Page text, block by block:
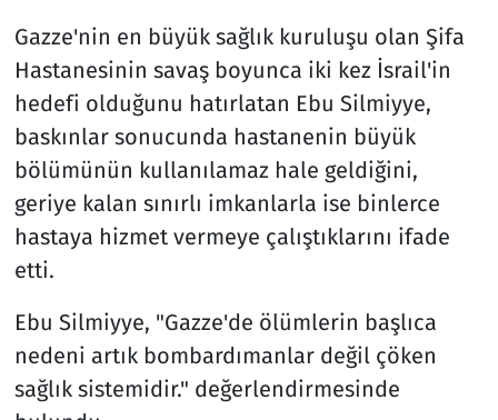
Gazze'nin en büyük sağlık kuruluşu olan Şifa
Hastanesinin savaş boyunca iki kez İsrail'in
hedefi olduğunu hatırlatan Ebu Silmiyye,
baskınlar sonucunda hastanenin büyük
bölümünün kullanılamaz hale geldiğini,
geriye kalan sınırlı imkanlarla ise binlerce
hastaya hizmet vermeye çalıştıklarını ifade
etti.
Ebu Silmiyye, "Gazze'de ölümlerin başlıca
nedeni artık bombardımanlar değil çöken
sağlık sistemidir." değerlendirmesinde